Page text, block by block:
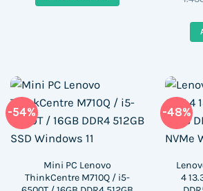
-54%
Mini PC Lenovo
ThinkCentre M710Q / i5-
-48%
4